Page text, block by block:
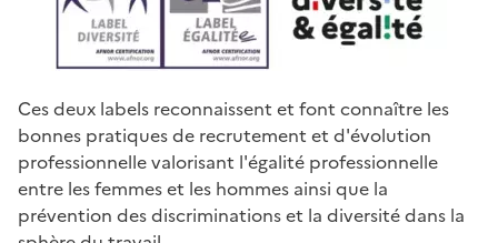
Ces deux labels reconnaissent et font connaître les
bonnes pratiques de recrutement et d'évolution
professionnelle valorisant l'égalité professionnelle
entre les femmes et les hommes ainsi que la
prévention des discriminations et la diversité dans la